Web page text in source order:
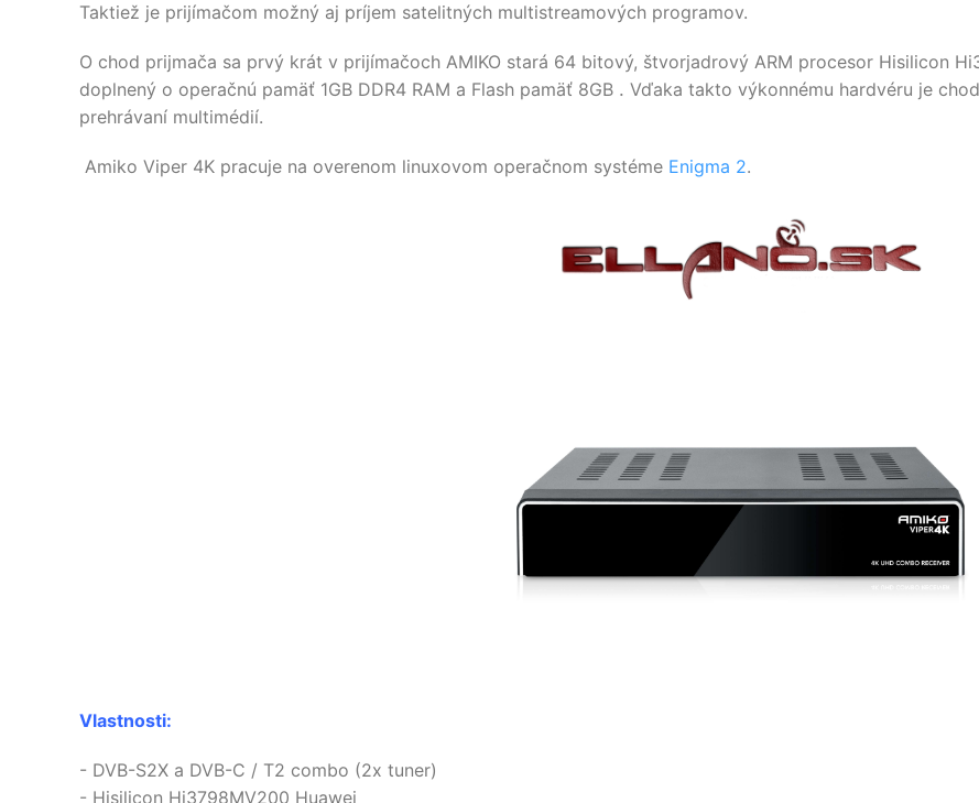
Taktiež je prijímačom možný aj príjem satelitných multistreamových programov.
O chod prijmača sa prvý krát v prijímačoch AMIKO stará 64 bitový, štvorjadrový ARM procesor Hisilicon
doplnený o operačnú pamäť 1GB DDR4 RAM a Flash pamäť 8GB . Vďaka takto výkonnému hardvéru je
prehrávaní multimédií.
Amiko Viper 4K pracuje na overenom linuxovom operačnom systéme Enigma 2.
Vlastnosti:
- DVB-S2X a DVB-C / T2 combo (2x tuner)
- Hisilicon Hi3798MV200 Huawei